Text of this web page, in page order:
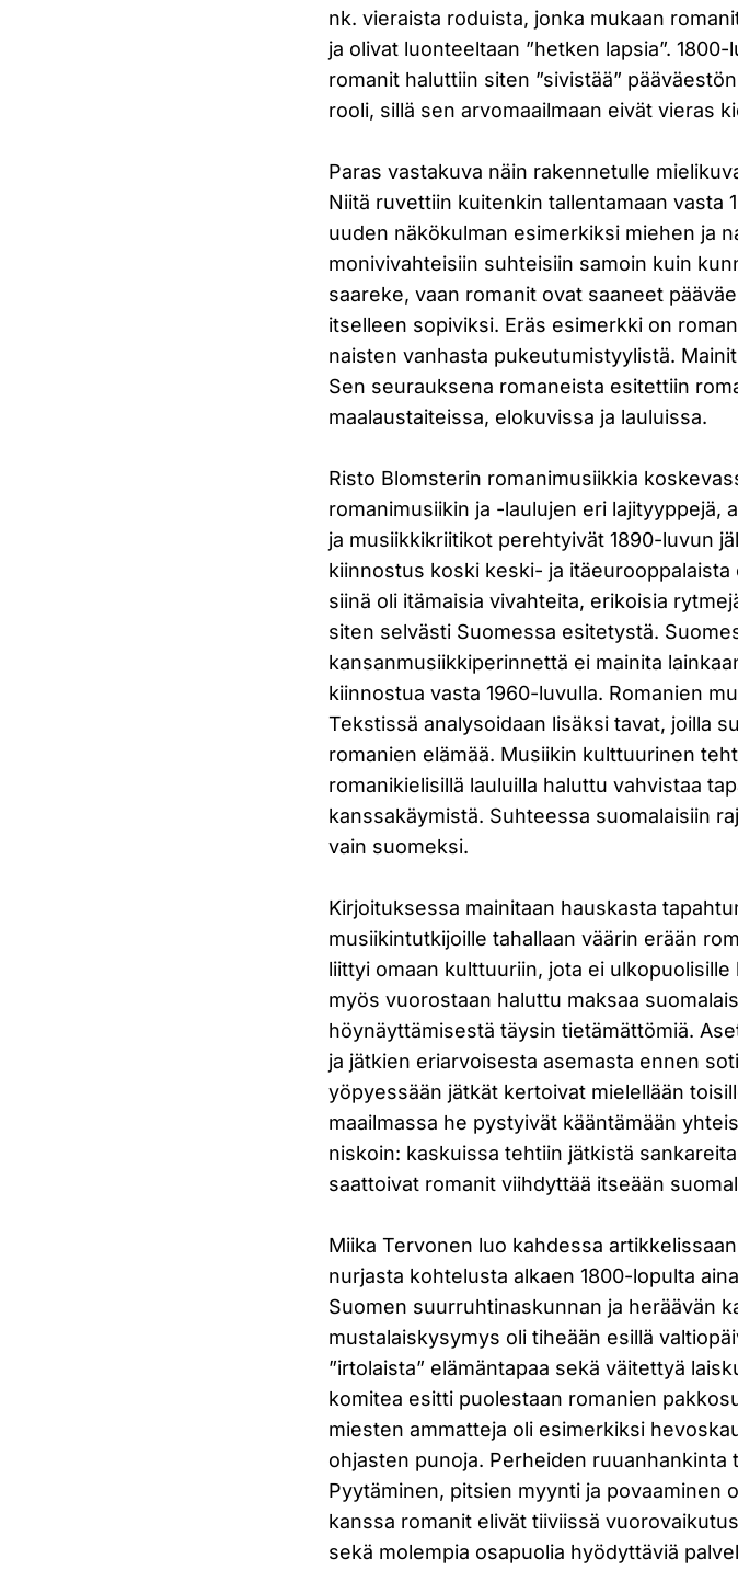
nk. vieraista roduista, jonka mukaan
ja olivat luonteeltaan ”hetken lapsia”.
romanit haluttiin siten ”sivistää”
rooli, sillä sen arvomaailmaan eivät vieras
Paras vastakuva näin rakennetulle
Niitä ruvettiin kuitenkin tallentamaan vasta
uuden näkökulman esimerkiksi miehen ja
monivivahteisiin suhteisiin samoin kuin
saareke, vaan romanit ovat saaneet
itselleen sopiviksi. Eräs esimerkki on
naisten vanhasta pukeutumistyylistä.
Sen seurauksena romaneista esitettiin
maalaustaiteissa, elokuvissa ja lauluissa.
Risto Blomsterin romanimusiikkia
romanimusiikin ja -laulujen eri lajityyppejä,
ja musiikkikriitikot perehtyivät 1890-luvun
kiinnostus koski keski- ja
siinä oli itämaisia vivahteita, erikoisia
siten selvästi Suomessa esitetystä.
kansanmusiikkiperinnettä ei mainita
kiinnostua vasta 1960-luvulla. Romanien
Tekstissä analysoidaan lisäksi tavat, joilla
romanien elämää. Musiikin kulttuurinen
romanikielisillä lauluilla haluttu vahvistaa
kanssakäymistä. Suhteessa suomalaisiin
vain suomeksi.
Kirjoituksessa mainitaan hauskasta
musiikintutkijoille tahallaan väärin erään
liittyi omaan kulttuuriin, jota ei
myös vuorostaan haluttu maksaa
höynäyttämisestä täysin tietämättömiä.
ja jätkien eriarvoisesta asemasta ennen
yöpyessään jätkät kertoivat mielellään
maailmassa he pystyivät kääntämään
niskoin: kaskuissa tehtiin jätkistä
saattoivat romanit viihdyttää itseään
Miika Tervonen luo kahdessa
nurjasta kohtelusta alkaen 1800-lopulta
Suomen suurruhtinaskunnan ja heräävän
mustalaiskysymys oli tiheään esillä
”irtolaista” elämäntapaa sekä väitettyä
komitea esitti puolestaan romanien
miesten ammatteja oli esimerkiksi
ohjasten punoja. Perheiden ruuanhankinta
Pyytäminen, pitsien myynti ja povaaminen
kanssa romanit elivät tiiviissä
sekä molempia osapuolia hyödyttäviä